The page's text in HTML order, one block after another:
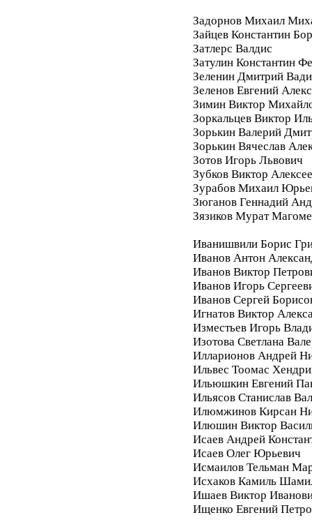
Задорнов Михаил
Зайцев Константин
Затлерс Валдис
Затулин Константин
Зеленин Дмитрий
Зеленов Евгений
Зимин Виктор
Зоркальцев Виктор
Зорькин Валерий
Зорькин Вячеслав
Зотов Игорь Львович
Зубков Виктор
Зурабов Михаил
Зюганов Геннадий
Зязиков Мурат
Иванишвили Борис
Иванов Антон
Иванов Виктор
Иванов Игорь
Иванов Сергей
Игнатов Виктор
Изместьев Игорь
Изотова Светлана
Илларионов Андрей
Ильвес Тоомас
Ильюшкин Евгений
Ильясов Станислав
Илюмжинов Кирсан
Илюшин Виктор
Исаев Андрей
Исаев Олег Юрьевич
Исмаилов Тельман
Исхаков Камиль
Ишаев Виктор
Ищенко Евгений